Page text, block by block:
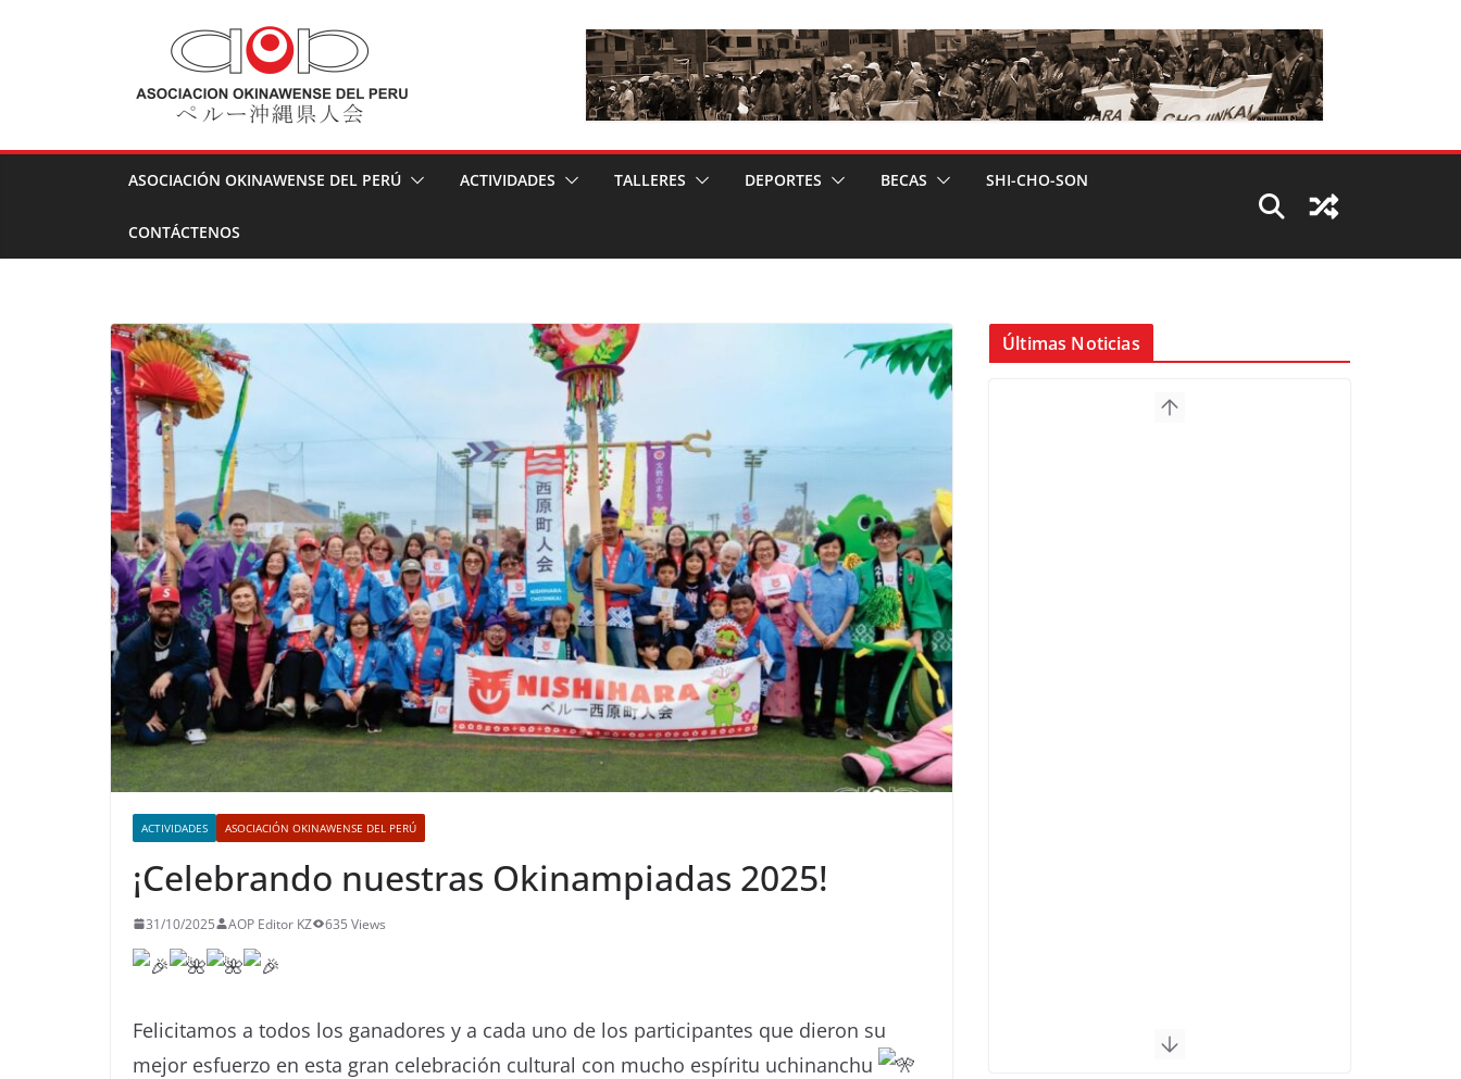
ASOCIACIÓN OKINAWENSE DEL PERÚ ACTIVIDADES TALLERES DEPORTES BECAS SHI-CHO-SON
CONTÁCTENOS
ACTIVIDADES ASOCIACIÓN OKINAWENSE DEL PERÚ
¡Celebrando nuestras Okinampiadas 2025!
31/10/2025 AOP Editor KZ 635 Views
Felicitamos a todos los ganadores y a cada uno de los participantes que dieron su
mejor esfuerzo en esta gran celebración cultural con mucho espíritu uchinanchu
Últimas Noticias